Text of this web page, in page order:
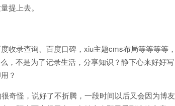
提上去。
收录查询、百度口碑，xiu主题cms布局等等等等，
，不是为了记录生活，分享知识？静下心来好好写
？
奇怪，说好了不折腾，一段时间以后又会因为博友